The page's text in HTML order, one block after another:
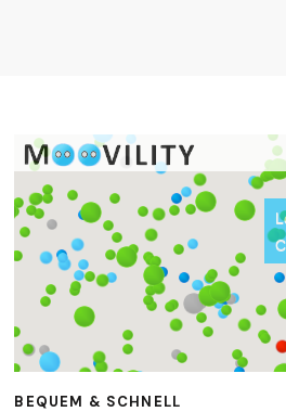
BEQUEM & SCHNELL